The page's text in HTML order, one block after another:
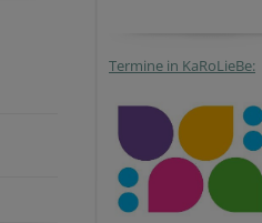
Termine in KaRoLieBe: